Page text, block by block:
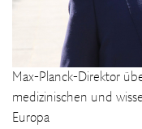
Max-Planck-Direktor
medizinischen und
Europa